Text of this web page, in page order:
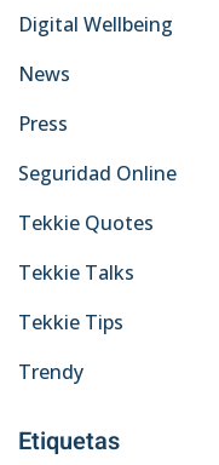
Digital Wellbeing
News
Press
Seguridad Online
Tekkie Quotes
Tekkie Talks
Tekkie Tips
Trendy
Etiquetas